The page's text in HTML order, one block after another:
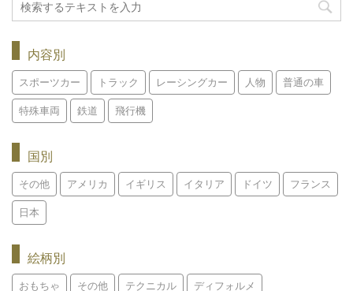
内容別
スポーツカー トラック レーシングカー 人物 普通の車
特殊車両 鉄道 飛行機
国別
その他 アメリカ イギリス イタリア ドイツ フランス
日本
絵柄別
おもちゃ その他 テクニカル ディフォルメ